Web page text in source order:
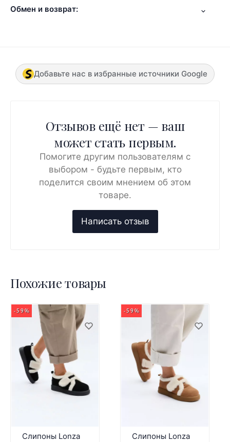
Обмен и возврат:
Добавьте нас в избранные источники Google
Отзывов ещё нет — ваш
может стать первым.
Помогите другим пользователям с
выбором - будьте первым, кто
поделится своим мнением об этом
товаре.
Похожие товары
-59%
Слипоны Lonza
-59%
Слипоны Lonza